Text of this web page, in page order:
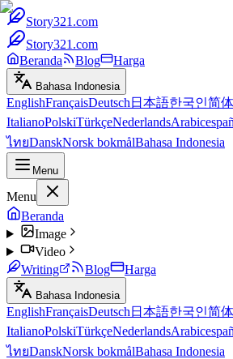
Story321.com
Story321.com
Beranda
Blog Harga
Bahasa Indonesia
EnglishFrançaisDeutsch 日本語한국인简
ItalianoPolskiTürkçeNederlandsArabic
ไทยDanskNorsk bokmålBahasa Indonesia
Menu
Menu
Beranda
Image
Video
Writing
Blog Harga
Bahasa Indonesia
EnglishFrançaisDeutsch 日本語한국인简
ItalianoPolskiTürkçeNederlandsArabic
ไทยDanskNorsk bokmålBahasa Indonesia